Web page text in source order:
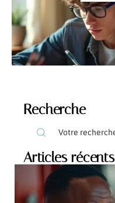
Recherche
Articles récents